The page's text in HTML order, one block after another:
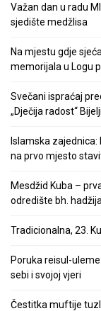
Važan dan u radu
sjedište medžlisa
Na mjestu gdje
memorijala u Logu
Svečani ispraćaj
„Dječija radost“
Islamska zajednica:
na prvo mjesto
Mesdžid Kuba –
odredište bh. hadžija
Tradicionalna, 23.
Poruka reisul-
sebi i svojoj vjeri
Čestitka muftije